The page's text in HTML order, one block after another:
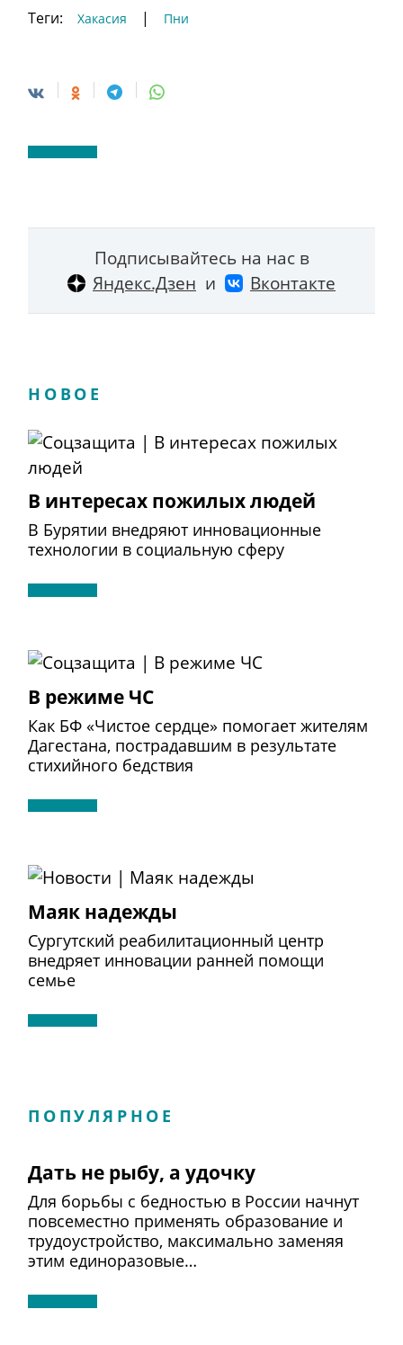
Теги: Хакасия | Пни
Подписывайтесь на нас в
Яндекс.Дзен и Вконтакте
НОВОЕ
В интересах пожилых людей
В Бурятии внедряют инновационные
технологии в социальную сферу
В режиме ЧС
Как БФ «Чистое сердце» помогает жителям
Дагестана, пострадавшим в результате
стихийного бедствия
Маяк надежды
Сургутский реабилитационный центр
внедряет инновации ранней помощи
семье
ПОПУЛЯРНОЕ
Дать не рыбу, а удочку
Для борьбы с бедностью в России начнут
повсеместно применять образование и
трудоустройство, максимально заменяя
этим единоразовые…